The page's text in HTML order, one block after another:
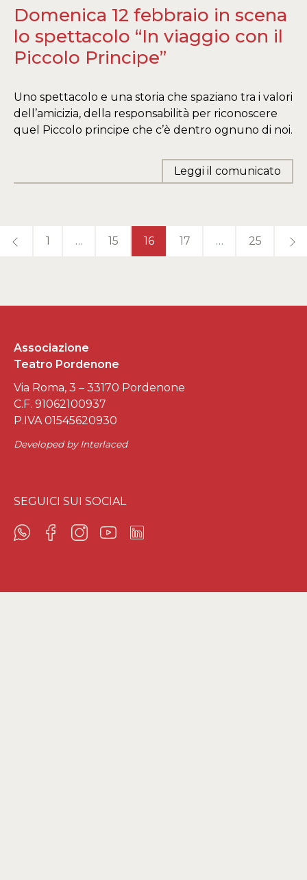
Domenica 12 febbraio in scena
lo spettacolo “In viaggio con il
Piccolo Principe”
Uno spettacolo e una storia che spaziano tra i valori
dell’amicizia, della responsabilità per riconoscere
quel Piccolo principe che c’è dentro ognuno di noi.
Leggi il comunicato
1 … 15 16 17 … 25
Associazione
Teatro Pordenone
Via Roma, 3 – 33170 Pordenone
C.F. 91062100937
P.IVA 01545620930
Developed by Interlaced
SEGUICI SUI SOCIAL